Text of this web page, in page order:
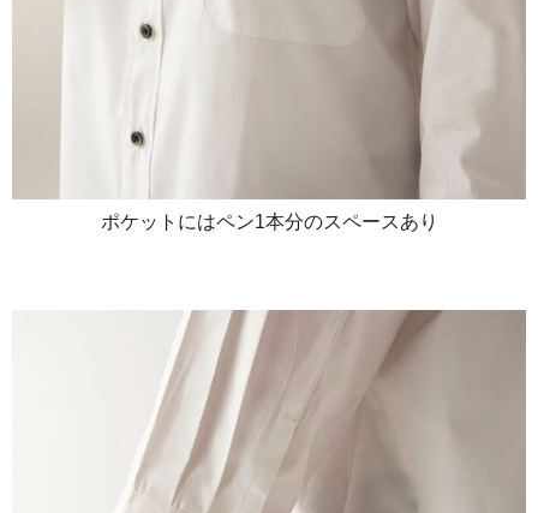
ポケットにはペン1本分のスペースあり